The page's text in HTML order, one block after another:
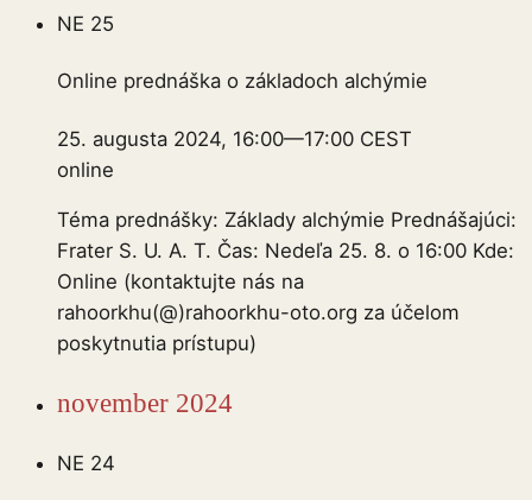
NE 25
Online prednáška o základoch alchýmie
25. augusta 2024, 16:00—17:00 CEST
online
Téma prednášky: Základy alchýmie Prednášajúci:
Frater S. U. A. T. Čas: Nedeľa 25. 8. o 16:00 Kde:
Online (kontaktujte nás na
rahoorkhu(@)rahoorkhu-oto.org za účelom
poskytnutia prístupu)
november 2024
NE 24